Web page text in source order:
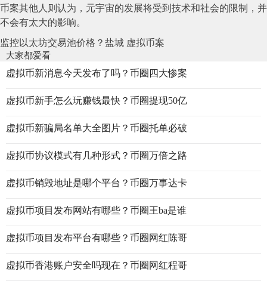
币案其他人则认为，元宇宙的发展将受到技术和社会的限制，并
不会有太大的影响。
监控以太坊交易池价格？盐城 虚拟币案
大家都爱看
虚拟币新消息今天发布了吗？币圈四大惨案
虚拟币新手怎么玩赚钱最快？币圈提现50亿
虚拟币新骗局名单大全图片？币圈托单必破
虚拟币协议模式有几种形式？币圈万倍之路
虚拟币销毁地址是哪个平台？币圈万事达卡
虚拟币项目发布网站有哪些？币圈王ba是谁
虚拟币项目发布平台有哪些？币圈网红陈哥
虚拟币香港账户安全吗现在？币圈网红程哥